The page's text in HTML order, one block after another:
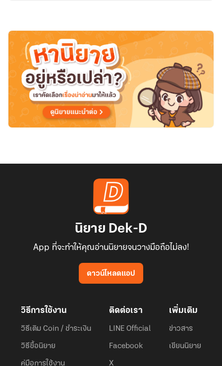
นิยาย Dek-D
App ที่จะทำให้คุณอ่านนิยายจนวางมือถือไม่ลง!
ดาวน์โหลดแอป
วิธีการใช้งาน
วิธีเติม Coin / ชำระเงิน
วิธีซื้อนิยาย
คู่มือการใช้งาน
ติดต่อเรา
LINE Official
Facebook
X
เพิ่มเติม
ข่าวสาร
เขียนนิยาย